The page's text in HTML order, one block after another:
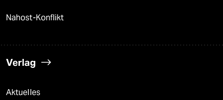
Nahost-Konflikt
Verlag
Aktuelles